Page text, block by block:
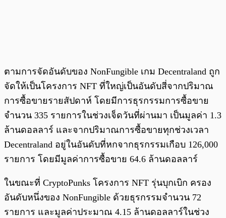
ตามการจัดอันดับของ NonFungible เกม Decentraland ถูก
จัดให้เป็นโครงการ NFT ที่ใหญ่เป็นอันดับสี่จากปริมาณ
การซื้อขายรายสัปดาห์ โดยมีการธุรกรรมการซื้อขาย
จำนวน 335 รายการในช่วงเจ็ดวันที่ผ่านมา เป็นมูลค่า 1.3
ล้านดอลลาร์ และจากปริมาณการซื้อขายทุกช่วงเวลา
Decentraland อยู่ในอันดับที่หกจากธุรกรรมเกือบ 126,000
รายการ โดยมีมูลค่าการซื้อขาย 64.6 ล้านดอลลาร์
ในขณะที่ CryptoPunks โครงการ NFT รุ่นบุกเบิก ครอง
อันดับหนึ่งของ NonFungible ด้วยธุรกรรมจำนวน 72
รายการ และมูลค่าประมาณ 4.15 ล้านดอลลาร์ในช่วง